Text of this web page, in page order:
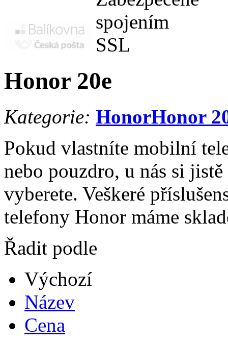
Honor 20e
Kategorie: HonorHonor
Pokud vlastníte mobilní
nebo pouzdro, u nás si
vyberete. Veškeré
telefony Honor máme
Řadit podle
Výchozí
Název
Cena